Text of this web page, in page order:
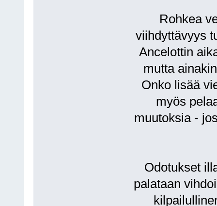
Rohkea
viihdyttävyys
Ancelottin
mutta
Onko lisää
myös
muutoksia -
Odotukset
palataan